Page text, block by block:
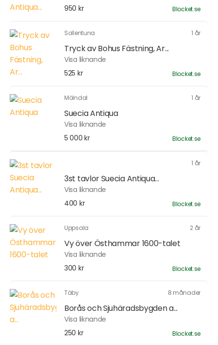
950 kr
Blocket.se
Sollentuna 1 år
Tryck av Bohus Fästning, Ar...
Visa liknande
525 kr
Blocket.se
Mölndal 1 år
Suecia Antiqua
Visa liknande
5 000 kr
Blocket.se
1 år
3st tavlor Suecia Antiqua...
Visa liknande
400 kr
Blocket.se
Uppsala 2 år
Vy över Östhammar 1600-talet
Visa liknande
300 kr
Blocket.se
Täby 8 månader
Borås och Sjuhäradsbygden a...
Visa liknande
250 kr
Blocket.se